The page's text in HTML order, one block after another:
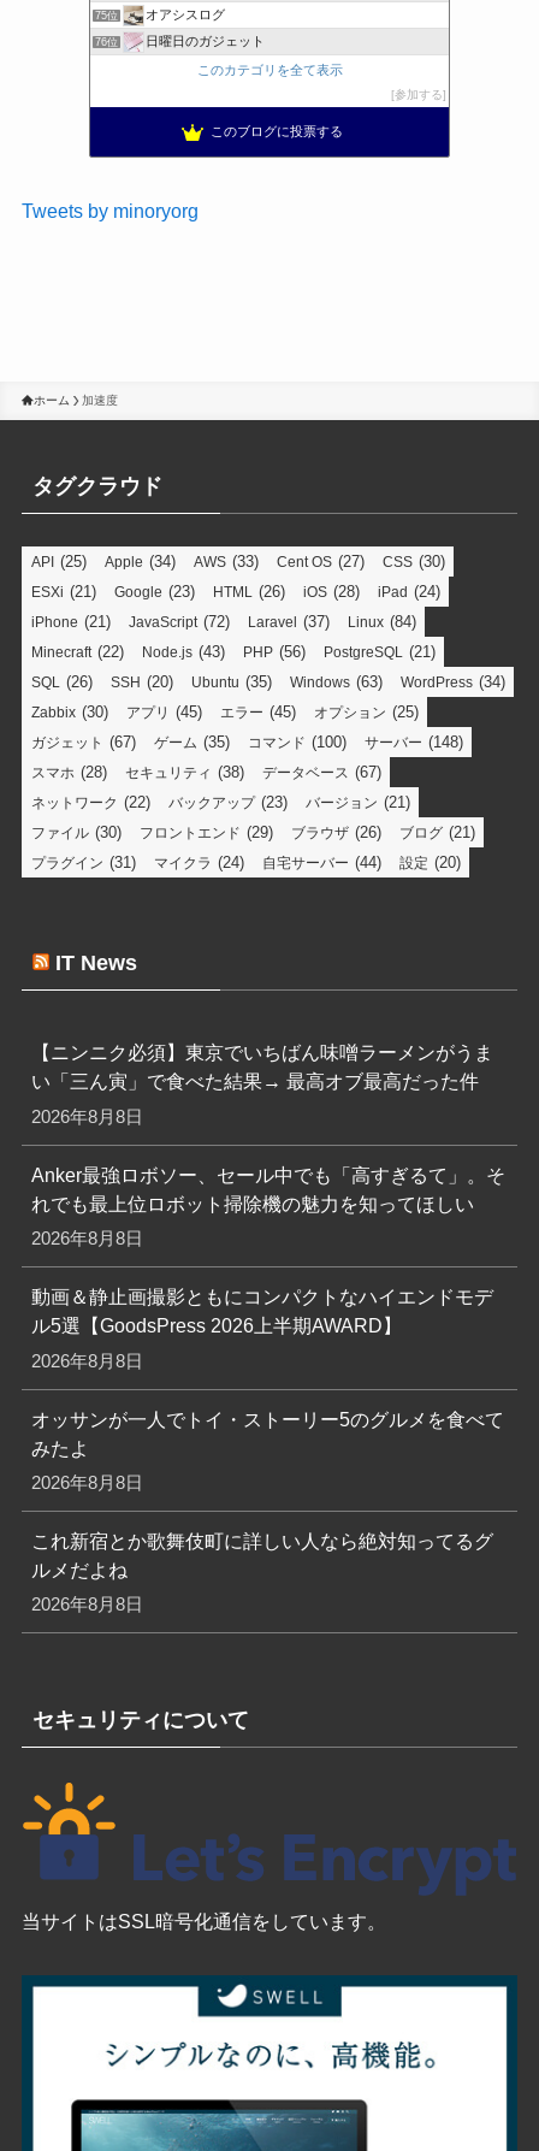
75位 オアシスログ
76位 日曜日のガジェット
このカテゴリを全て表示
参加する
このブログに投票する
Tweets by minoryorg
ホーム 加速度
タグクラウド
API (25) Apple (34) AWS (33) Cent OS (27) CSS (30)
ESXi (21) Google (23) HTML (26) iOS (28) iPad (24)
iPhone (21) JavaScript(72) Laravel (37) Linux (84)
Minecraft(22) Node.js (43) PHP (56) PostgreSQL (21)
SQL (26) SSH (20) Ubuntu (35) Windows (63) WordPress (34)
Zabbix (30) アプリ (45) エラー (45) オプション (25)
ガジェット (67) ゲーム (35) コマンド (100) サーバー (148)
スマホ (28) セキュリティ (38) データベース (67)
ネットワーク (22) バックアップ(23) バージョン (21)
ファイル (30) フロントエンド (29) ブラウザ (26) ブログ (21)
プラグイン (31) マイクラ (24) 自宅サーバー (44) 設定 (20)
IT News
【ニンニク必須】東京でいちばん味噌ラーメンがうま
い「三ん寅」で食べた結果→ 最高オブ最高だった件
2026年8月8日
Anker最強ロボソー、セール中でも「高すぎるて」。そ
れでも最上位ロボット掃除機の魅力を知ってほしい
2026年8月8日
動画＆静止画撮影ともにコンパクトなハイエンドモデ
ル5選【GoodsPress 2026上半期AWARD】
2026年8月8日
オッサンが一人でトイ・ストーリー5のグルメを食べて
みたよ
2026年8月8日
これ新宿とか歌舞伎町に詳しい人なら絶対知ってるグ
ルメだよね
2026年8月8日
セキュリティについて
当サイトはSSL暗号化通信をしています。